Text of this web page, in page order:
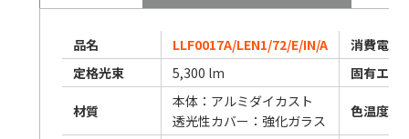
品名 LLF0017A/LEN1/72/E/IN/A
消費電力
定格光束
5,300 lm 固有エネ
材質
本体：アルミダイカスト
透光性カバー：強化ガラス
色温度